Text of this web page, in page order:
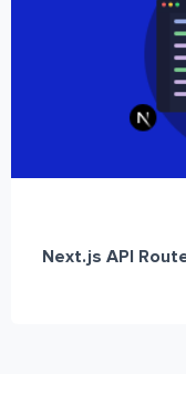
Next.js API